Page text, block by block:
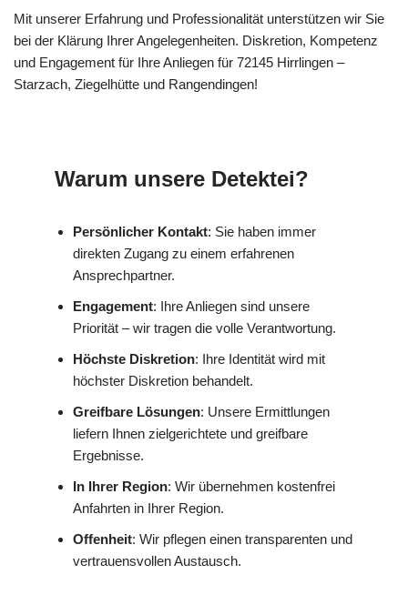
Mit unserer Erfahrung und Professionalität unterstützen wir Sie
bei der Klärung Ihrer Angelegenheiten. Diskretion, Kompetenz
und Engagement für Ihre Anliegen für 72145 Hirrlingen –
Starzach, Ziegelhütte und Rangendingen!
Warum unsere Detektei?
Persönlicher Kontakt: Sie haben immer
direkten Zugang zu einem erfahrenen
Ansprechpartner.
Engagement: Ihre Anliegen sind unsere
Priorität – wir tragen die volle Verantwortung.
Höchste Diskretion: Ihre Identität wird mit
höchster Diskretion behandelt.
Greifbare Lösungen: Unsere Ermittlungen
liefern Ihnen zielgerichtete und greifbare
Ergebnisse.
In Ihrer Region: Wir übernehmen kostenfrei
Anfahrten in Ihrer Region.
Offenheit: Wir pflegen einen transparenten und
vertrauensvollen Austausch.